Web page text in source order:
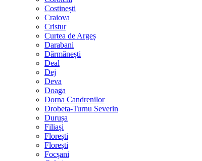
Costinești
Craiova
Cristur
Curtea de Argeș
Darabani
Dărmănești
Deal
Dej
Deva
Doaga
Dorna Candrenilor
Drobeta-Turnu Severin
Durușa
Filiași
Florești
Florești
Focșani